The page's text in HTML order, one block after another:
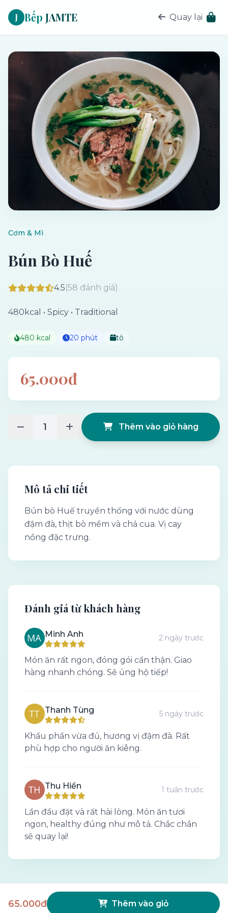
J Bếp JAMTE Quay lại
Cơm & Mì
Bún Bò Huế
4.5(58 đánh giá)
480kcal • Spicy • Traditional
480 kcal 20 phút tô
65.000đ
1 Thêm vào giỏ hàng
Mô tả chi tiết
Bún bò Huế truyền thống với nước dùng
đậm đà, thịt bò mềm và chả cua. Vị cay
nồng đặc trưng.
Đánh giá từ khách hàng
Minh Anh 2 ngày trước
Món ăn rất ngon, đóng gói cẩn thận. Giao
hàng nhanh chóng. Sẽ ủng hộ tiếp!
Thanh Tùng 5 ngày trước
Khẩu phần vừa đủ, hương vị đậm đà. Rất
phù hợp cho người ăn kiêng.
Thu Hiền 1 tuần trước
Lần đầu đặt và rất hài lòng. Món ăn tươi
ngon, healthy đúng như mô tả. Chắc chắn
sẽ quay lại!
65.000đ Thêm vào giỏ